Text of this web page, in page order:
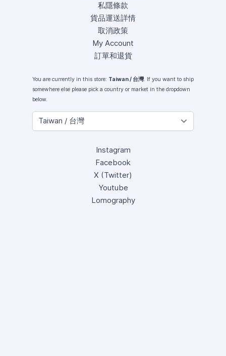
私隱條款
貨品運送詳情
取消政策
My Account
訂單和退貨
You are currently in this store: Taiwan / 台灣. If you want to ship
somewhere else please pick a country or market in the dropdown
below.
Instagram
Facebook
X (Twitter)
Youtube
Lomography